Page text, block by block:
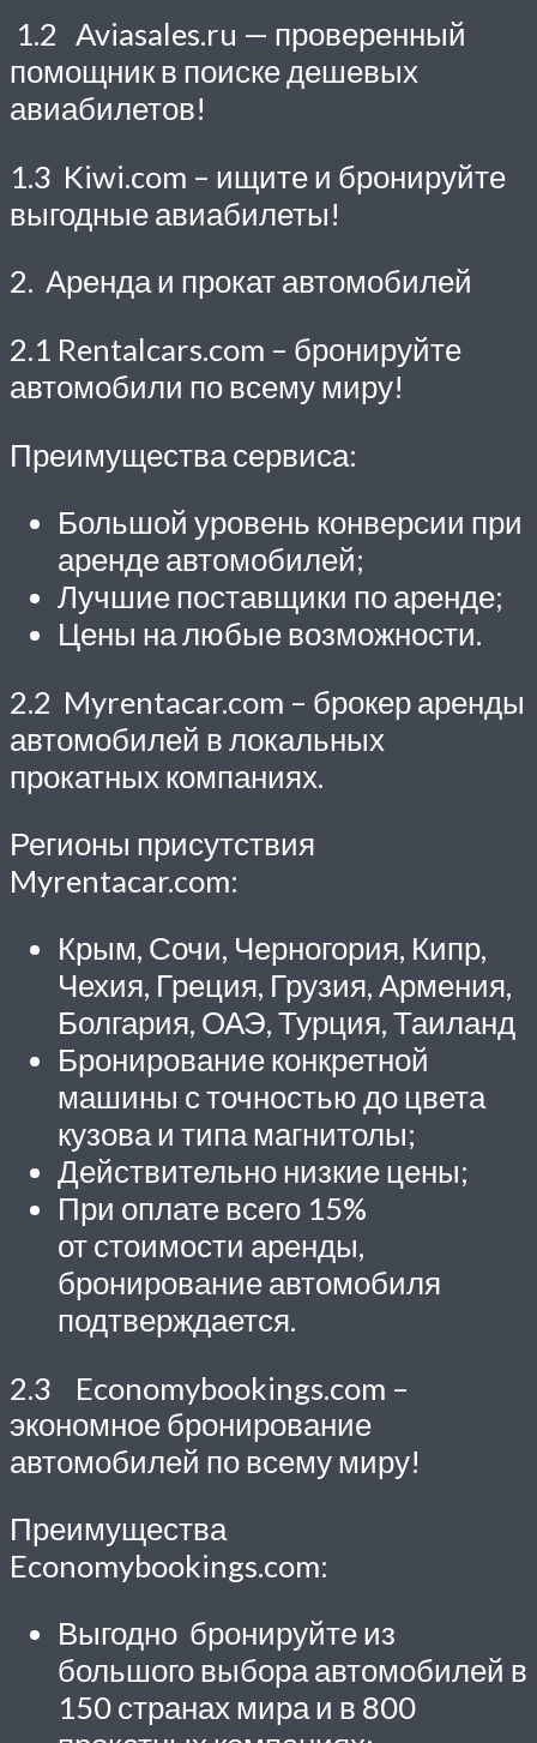
1.2 Aviasales.ru — проверенный
помощник в поиске дешевых
авиабилетов!
1.3 Kiwi.com – ищите и бронируйте
выгодные авиабилеты!
2. Аренда и прокат автомобилей
2.1 Rentalcars.com – бронируйте
автомобили по всему миру!
Преимущества сервиса:
Большой уровень конверсии при
аренде автомобилей;
Лучшие поставщики по аренде;
Цены на любые возможности.
2.2 Myrentacar.com – брокер аренды
автомобилей в локальных
прокатных компаниях.
Регионы присутствия
Myrentacar.com:
Крым, Сочи, Черногория, Кипр,
Чехия, Греция, Грузия, Армения,
Болгария, ОАЭ, Турция, Таиланд
Бронирование конкретной
машины с точностью до цвета
кузова и типа магнитолы;
Действительно низкие цены;
При оплате всего 15%
от стоимости аренды,
бронирование автомобиля
подтверждается.
2.3 Economybookings.com –
экономное бронирование
автомобилей по всему миру!
Преимущества
Economybookings.com:
Выгодно бронируйте из
большого выбора автомобилей в
150 странах мира и в 800